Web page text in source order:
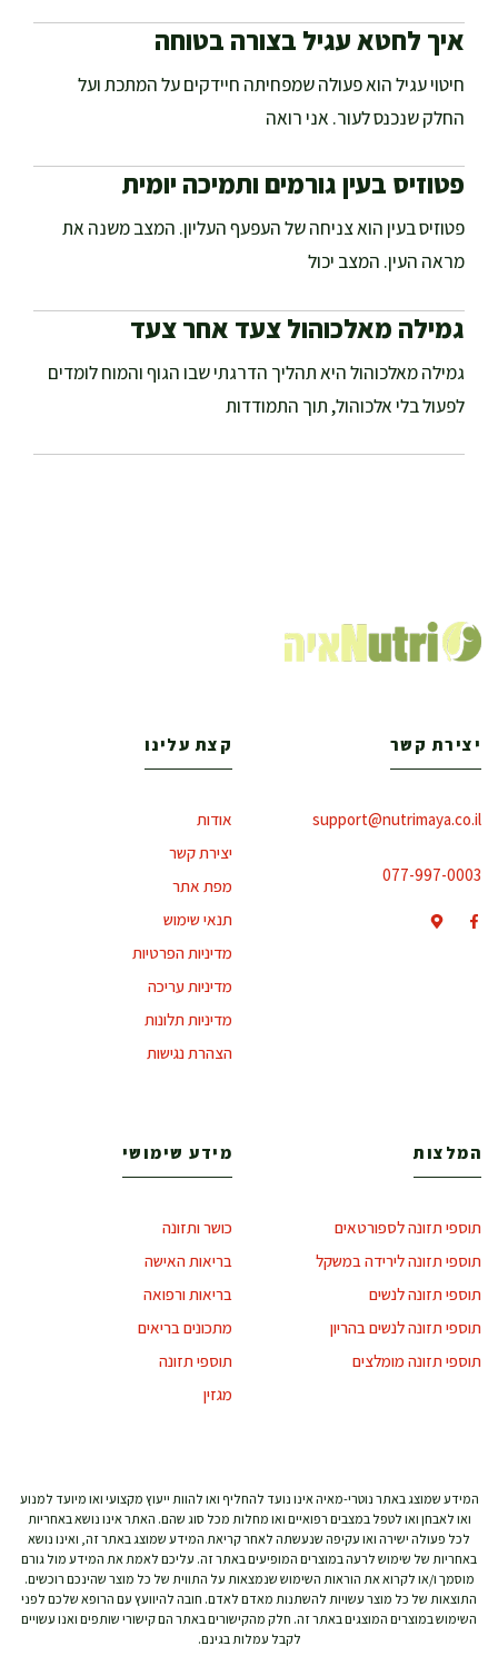
איך לחטא עגיל בצורה בטוחה
חיטוי עגיל הוא פעולה שמפחיתה חיידקים על המתכת ועל
החלק שנכנס לעור. אני רואה
פטוזיס בעין גורמים ותמיכה יומית
פטוזיס בעין הוא צניחה של העפעף העליון. המצב משנה את
מראה העין. המצב יכול
גמילה מאלכוהול צעד אחר צעד
גמילה מאלכוהול היא תהליך הדרגתי שבו הגוף והמוח לומדים
לפעול בלי אלכוהול, תוך התמודדות
יצירת קשר
support@nutrimaya.co.il
077-997-0003
קצת עלינו
אודות
יצירת קשר
מפת אתר
תנאי שימוש
מדיניות הפרטיות
מדיניות עריכה
מדיניות תלונות
הצהרת נגישות
המלצות
תוספי תזונה לספורטאים
תוספי תזונה לירידה במשקל
תוספי תזונה לנשים
תוספי תזונה לנשים בהריון
תוספי תזונה מומלצים
מידע שימושי
כושר ותזונה
בריאות האישה
בריאות ורפואה
מתכונים בריאים
תוספי תזונה
מגזין
המידע שמוצג באתר נוטרי-מאיה אינו נועד להחליף ואו להוות ייעוץ מקצועי ואו מיועד למנוע
ואו לאבחן ואו לטפל במצבים רפואיים ואו מחלות מכל סוג שהם. האתר אינו נושא באחריות
לכל פעולה ישירה ואו עקיפה שנעשתה לאחר קריאת המידע שמוצג באתר זה, ואינו נושא
באחריות של שימוש לרעה במוצרים המופיעים באתר זה. עליכם לאמת את המידע מול גורם
מוסמך ו/או לקרוא את הוראות השימוש שנמצאות על התווית של כל מוצר שהינכם רוכשים.
התוצאות של כל מוצר עשויות להשתנות מאדם לאדם. חובה להיוועץ עם הרופא שלכם לפני
השימוש במוצרים המוצגים באתר זה. חלק מהקישורים באתר הם קישורי שותפים ואנו עשויים
לקבל עמלות בגינם.